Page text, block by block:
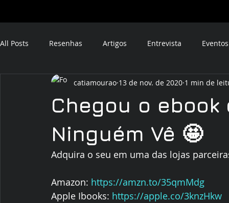
All Posts Resenhas Artigos Entrevista Eventos
audiobook
Chegou o
Ninguém Vê 🤩
catiamourao 13 de nov. de 2020 1 min de
Adquira o seu em uma das lojas
Amazon: https://amzn.to/35qmMdg
Apple Ibooks: https://apple.co/3knzHkw